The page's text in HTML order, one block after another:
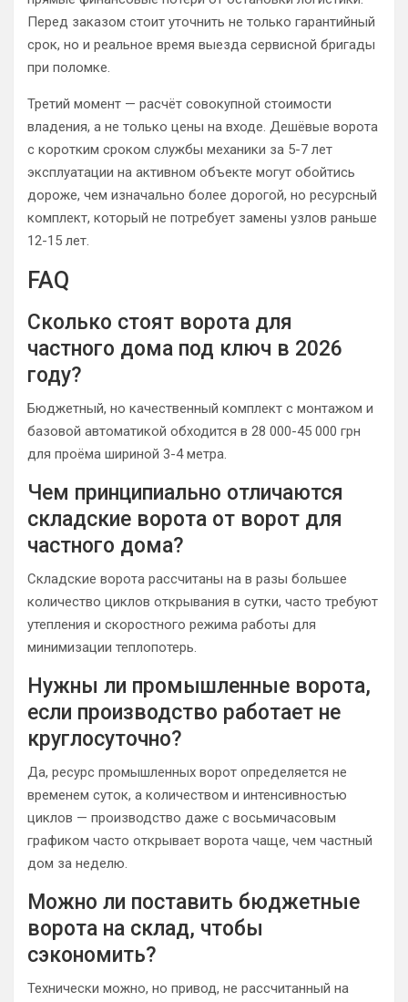
Перед заказом стоит уточнить не только гарантийный
срок, но и реальное время выезда сервисной бригады
при поломке.
Третий момент — расчёт совокупной стоимости
владения, а не только цены на входе. Дешёвые ворота
с коротким сроком службы механики за 5-7 лет
эксплуатации на активном объекте могут обойтись
дороже, чем изначально более дорогой, но ресурсный
комплект, который не потребует замены узлов раньше
12-15 лет.
FAQ
Сколько стоят ворота для
частного дома под ключ в 2026
году?
Бюджетный, но качественный комплект с монтажом и
базовой автоматикой обходится в 28 000-45 000 грн
для проёма шириной 3-4 метра.
Чем принципиально отличаются
складские ворота от ворот для
частного дома?
Складские ворота рассчитаны на в разы большее
количество циклов открывания в сутки, часто требуют
утепления и скоростного режима работы для
минимизации теплопотерь.
Нужны ли промышленные ворота,
если производство работает не
круглосуточно?
Да, ресурс промышленных ворот определяется не
временем суток, а количеством и интенсивностью
циклов — производство даже с восьмичасовым
графиком часто открывает ворота чаще, чем частный
дом за неделю.
Можно ли поставить бюджетные
ворота на склад, чтобы
сэкономить?
Технически можно, но привод, не рассчитанный на